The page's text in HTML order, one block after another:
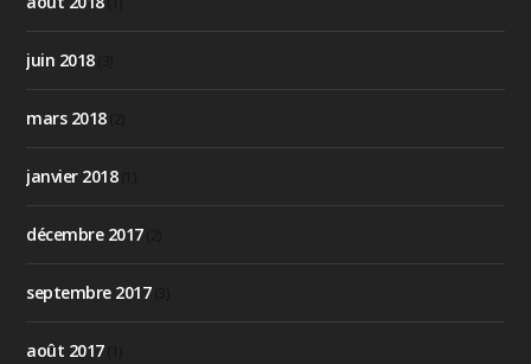
juin 2018(3)
mars 2018(2)
janvier 2018(1)
décembre 2017(2)
septembre 2017(3)
août 2017(1)